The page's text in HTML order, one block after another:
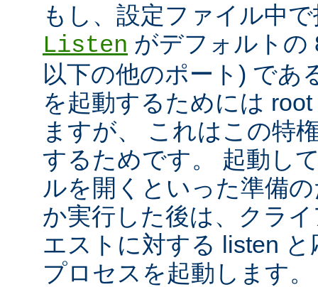
もし、設定ファイル中
Listen がデフォルトの
以下の他のポート) であ
を起動するためには
ますが、 これはこの特
するためです。 起動し
ルを開くといった準備
か実行した後は、クラ
エストに対する listen
プロセスを起動します